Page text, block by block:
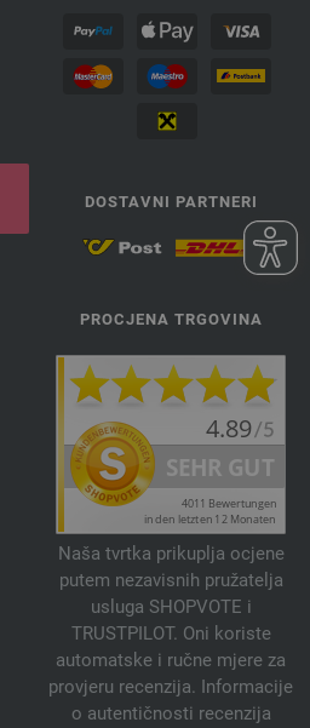
DOSTAVNI PARTNERI
PROCJENA TRGOVINA
Naša tvrtka prikuplja ocjene
putem nezavisnih pružatelja
usluga SHOPVOTE i
TRUSTPILOT. Oni koriste
automatske i ručne mjere za
provjeru recenzija. Informacije
o autentičnosti recenzija